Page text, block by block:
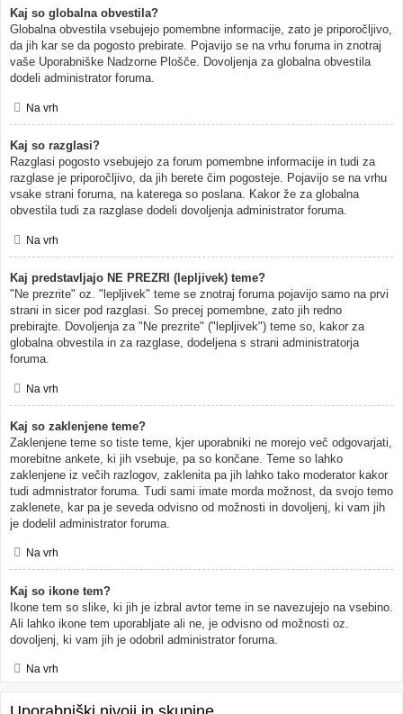
Kaj so globalna obvestila?
Globalna obvestila vsebujejo pomembne informacije, zato je priporočljivo,
da jih kar se da pogosto prebirate. Pojavijo se na vrhu foruma in znotraj
vaše Uporabniške Nadzorne Plošče. Dovoljenja za globalna obvestila
dodeli administrator foruma.
Na vrh
Kaj so razglasi?
Razglasi pogosto vsebujejo za forum pomembne informacije in tudi za
razglase je priporočljivo, da jih berete čim pogosteje. Pojavijo se na vrhu
vsake strani foruma, na katerega so poslana. Kakor že za globalna
obvestila tudi za razglase dodeli dovoljenja administrator foruma.
Na vrh
Kaj predstavljajo NE PREZRI (lepljivek) teme?
"Ne prezrite" oz. "lepljivek" teme se znotraj foruma pojavijo samo na prvi
strani in sicer pod razglasi. So precej pomembne, zato jih redno
prebirajte. Dovoljenja za "Ne prezrite" ("lepljivek") teme so, kakor za
globalna obvestila in za razglase, dodeljena s strani administratorja
foruma.
Na vrh
Kaj so zaklenjene teme?
Zaklenjene teme so tiste teme, kjer uporabniki ne morejo več odgovarjati,
morebitne ankete, ki jih vsebuje, pa so končane. Teme so lahko
zaklenjene iz večih razlogov, zaklenita pa jih lahko tako moderator kakor
tudi admnistrator foruma. Tudi sami imate morda možnost, da svojo temo
zaklenete, kar pa je seveda odvisno od možnosti in dovoljenj, ki vam jih
je dodelil administrator foruma.
Na vrh
Kaj so ikone tem?
Ikone tem so slike, ki jih je izbral avtor teme in se navezujejo na vsebino.
Ali lahko ikone tem uporabljate ali ne, je odvisno od možnosti oz.
dovoljenj, ki vam jih je odobril administrator foruma.
Na vrh